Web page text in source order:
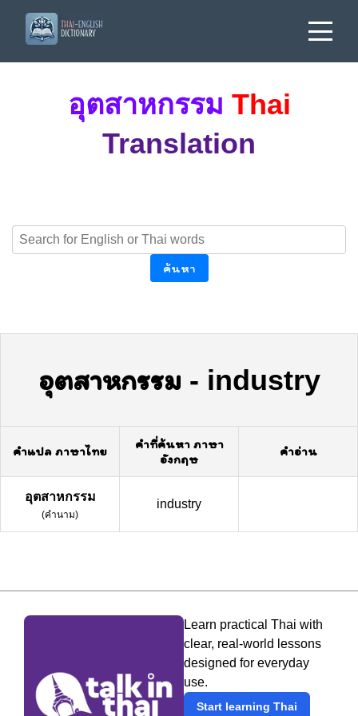
อุตสาหกรรม Thai
Translation
ค้นหา
อุตสาหกรรม - industry
คำแปล ภาษาไทย
คำที่ค้นหา ภาษา
อังกฤษ
คำอ่าน
อุตสาหกรรม
(คำนาม)
industry
Learn practical Thai with
clear, real-world lessons
designed for everyday
use.
Start learning Thai